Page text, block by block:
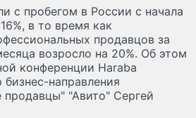
с пробегом в России с начала
в то время как
продавцов за
возросло на 20%. Об этом
конференции Haraba
направления
"Авито" Сергей